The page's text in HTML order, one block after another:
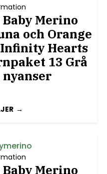
Merino
och Orange
Hearts
13 Grå
Merino